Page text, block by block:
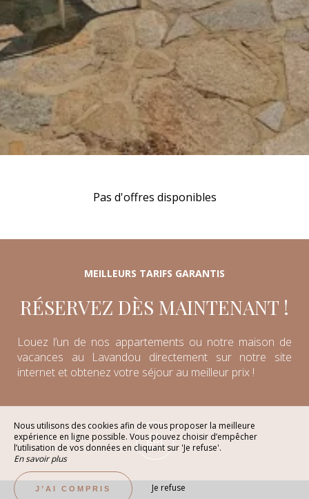
Pas d'offres disponibles
MEILLEURS TARIFS GARANTIS
RÉSERVEZ DÈS MAINTENANT !
Louez l’un de nos appartements ou notre maison de
vacances au Lavandou directement sur notre site
internet et obtenez votre séjour au meilleur prix !
Nous utilisons des cookies afin de vous proposer la meilleure
expérience en ligne possible. Vous pouvez choisir d’empêcher
l’utilisation de vos données en cliquant sur 'Je refuse'.
En savoir plus
J’AI COMPRIS Je refuse